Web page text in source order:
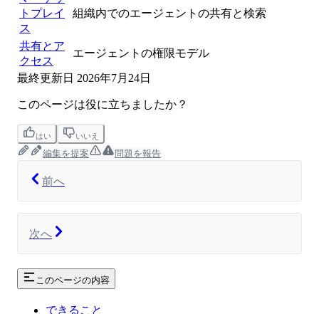
トプレイ
ス
組織内でのエージェントの共有と検索
共有とア
クセス
エージェントの権限モデル
最終更新日 2026年7月24日
このページは役に立ちましたか？
はい いいえ
編集を提案 問題を報告
前へ
次へ
このページの内容
できること